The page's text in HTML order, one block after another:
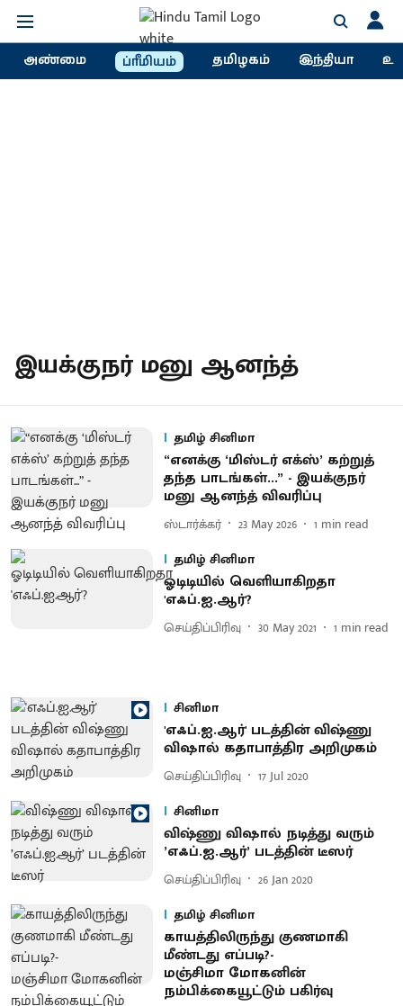
அண்மை ப்ரீமியம் தமிழகம் இந்தியா
இயக்குநர் மனு ஆனந்த்
தமிழ் சினிமா
“எனக்கு ‘மிஸ்டர் எக்ஸ்’ கற்றுத்
தந்த பாடங்கள்...” - இயக்குநர்
மனு ஆனந்த் விவரிப்பு
ஸ்டார்க்கர் 23 May 2026 1 min read
தமிழ் சினிமா
ஓடிடியில் வெளியாகிறதா
'எஃப்.ஐ.ஆர்'?
செய்திப்பிரிவு 30 May 2021 1 min read
சினிமா
'எஃப்.ஐ.ஆர்' படத்தின் விஷ்ணு
விஷால் கதாபாத்திர அறிமுகம்
செய்திப்பிரிவு
17 Jul 2020
சினிமா
விஷ்ணு விஷால் நடித்து வரும்
’எஃப்.ஐ.ஆர்’ படத்தின் டீஸர்
செய்திப்பிரிவு
26 Jan 2020
தமிழ் சினிமா
காயத்திலிருந்து குணமாகி
மீண்டது எப்படி?-
மஞ்சிமா மோகனின்
நம்பிக்கையூட்டும் பகிர்வு